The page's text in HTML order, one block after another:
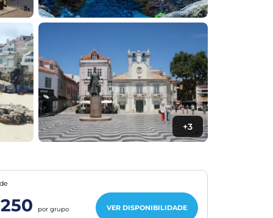
+3
por grupo VER DISPONIBILIDADE